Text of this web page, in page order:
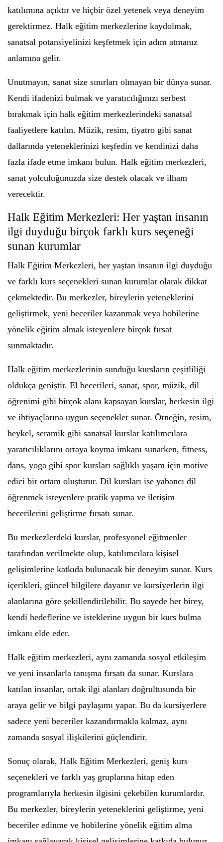
katılımına açıktır ve hiçbir özel yetenek veya deneyim
gerektirmez. Halk eğitim merkezlerine kaydolmak,
sanatsal potansiyelinizi keşfetmek için adım atmanız
anlamına gelir.
Unutmayın, sanat size sınırları olmayan bir dünya sunar.
Kendi ifadenizi bulmak ve yaratıcılığınızı serbest
bırakmak için halk eğitim merkezlerindeki sanatsal
faaliyetlere katılın. Müzik, resim, tiyatro gibi sanat
dallarında yeteneklerinizi keşfedin ve kendinizi daha
fazla ifade etme imkanı bulun. Halk eğitim merkezleri,
sanat yolculuğunuzda size destek olacak ve ilham
verecektir.
Halk Eğitim Merkezleri: Her yaştan insanın
ilgi duyduğu birçok farklı kurs seçeneği
sunan kurumlar
Halk Eğitim Merkezleri, her yaştan insanın ilgi duyduğu
ve farklı kurs seçenekleri sunan kurumlar olarak dikkat
çekmektedir. Bu merkezler, bireylerin yeteneklerini
geliştirmek, yeni beceriler kazanmak veya hobilerine
yönelik eğitim almak isteyenlere birçok fırsat
sunmaktadır.
Halk eğitim merkezlerinin sunduğu kursların çeşitliliği
oldukça geniştir. El becerileri, sanat, spor, müzik, dil
öğrenimi gibi birçok alanı kapsayan kurslar, herkesin ilgi
ve ihtiyaçlarına uygun seçenekler sunar. Örneğin, resim,
heykel, seramik gibi sanatsal kurslar katılımcılara
yaratıcılıklarını ortaya koyma imkanı sunarken, fitness,
dans, yoga gibi spor kursları sağlıklı yaşam için motive
edici bir ortam oluşturur. Dil kursları ise yabancı dil
öğrenmek isteyenlere pratik yapma ve iletişim
becerilerini geliştirme fırsatı sunar.
Bu merkezlerdeki kurslar, profesyonel eğitmenler
tarafından verilmekte olup, katılımcılara kişisel
gelişimlerine katkıda bulunacak bir deneyim sunar. Kurs
içerikleri, güncel bilgilere dayanır ve kursiyerlerin ilgi
alanlarına göre şekillendirilebilir. Bu sayede her birey,
kendi hedeflerine ve isteklerine uygun bir kurs bulma
imkanı elde eder.
Halk eğitim merkezleri, aynı zamanda sosyal etkileşim
ve yeni insanlarla tanışma fırsatı da sunar. Kurslara
katılan insanlar, ortak ilgi alanları doğrultusunda bir
araya gelir ve bilgi paylaşımı yapar. Bu da kursiyerlere
sadece yeni beceriler kazandırmakla kalmaz, aynı
zamanda sosyal ilişkilerini güçlendirir.
Sonuç olarak, Halk Eğitim Merkezleri, geniş kurs
seçenekleri ve farklı yaş gruplarına hitap eden
programlarıyla herkesin ilgisini çekebilen kurumlardır.
Bu merkezler, bireylerin yeteneklerini geliştirme, yeni
beceriler edinme ve hobilerine yönelik eğitim alma